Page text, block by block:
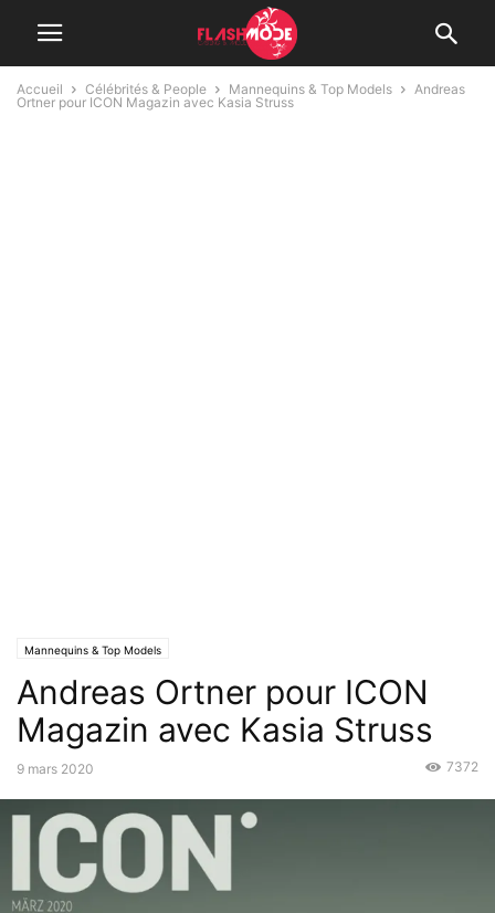
Accueil Célébrités & People Mannequins & Top Models
Andreas
Ortner pour ICON Magazin avec Kasia Struss
Mannequins & Top Models
Andreas Ortner pour ICON
Magazin avec Kasia Struss
9 mars 2020 7372